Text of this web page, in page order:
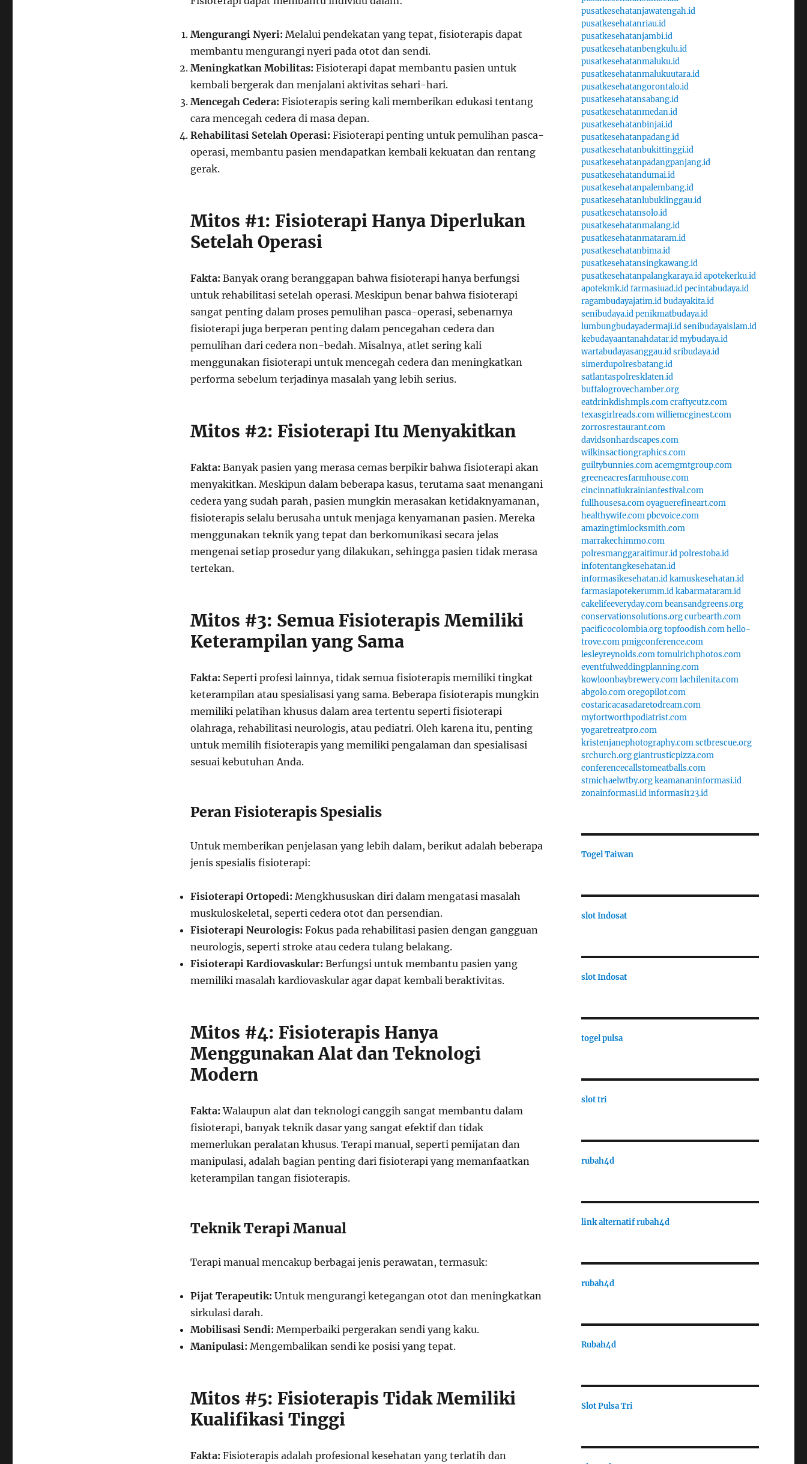
Mengurangi Nyeri: Melalui pendekatan yang tepat, fisioterapis dapat
membantu mengurangi nyeri pada otot dan sendi.
Meningkatkan Mobilitas: Fisioterapi dapat membantu pasien untuk
kembali bergerak dan menjalani aktivitas sehari-hari.
Mencegah Cedera: Fisioterapis sering kali memberikan edukasi tentang
cara mencegah cedera di masa depan.
Rehabilitasi Setelah Operasi: Fisioterapi penting untuk pemulihan pasca-
operasi, membantu pasien mendapatkan kembali kekuatan dan rentang
gerak.
Mitos #1: Fisioterapi Hanya Diperlukan
Setelah Operasi
Fakta: Banyak orang beranggapan bahwa fisioterapi hanya berfungsi
untuk rehabilitasi setelah operasi. Meskipun benar bahwa fisioterapi
sangat penting dalam proses pemulihan pasca-operasi, sebenarnya
fisioterapi juga berperan penting dalam pencegahan cedera dan
pemulihan dari cedera non-bedah. Misalnya, atlet sering kali
menggunakan fisioterapi untuk mencegah cedera dan meningkatkan
performa sebelum terjadinya masalah yang lebih serius.
Mitos #2: Fisioterapi Itu Menyakitkan
Fakta: Banyak pasien yang merasa cemas berpikir bahwa fisioterapi akan
menyakitkan. Meskipun dalam beberapa kasus, terutama saat menangani
cedera yang sudah parah, pasien mungkin merasakan ketidaknyamanan,
fisioterapis selalu berusaha untuk menjaga kenyamanan pasien. Mereka
menggunakan teknik yang tepat dan berkomunikasi secara jelas
mengenai setiap prosedur yang dilakukan, sehingga pasien tidak merasa
tertekan.
Mitos #3: Semua Fisioterapis Memiliki
Keterampilan yang Sama
Fakta: Seperti profesi lainnya, tidak semua fisioterapis memiliki tingkat
keterampilan atau spesialisasi yang sama. Beberapa fisioterapis mungkin
memiliki pelatihan khusus dalam area tertentu seperti fisioterapi
olahraga, rehabilitasi neurologis, atau pediatri. Oleh karena itu, penting
untuk memilih fisioterapis yang memiliki pengalaman dan spesialisasi
sesuai kebutuhan Anda.
Peran Fisioterapis Spesialis
Untuk memberikan penjelasan yang lebih dalam, berikut adalah beberapa
jenis spesialis fisioterapi:
Fisioterapi Ortopedi: Mengkhususkan diri dalam mengatasi masalah
muskuloskeletal, seperti cedera otot dan persendian.
Fisioterapi Neurologis: Fokus pada rehabilitasi pasien dengan gangguan
neurologis, seperti stroke atau cedera tulang belakang.
Fisioterapi Kardiovaskular: Berfungsi untuk membantu pasien yang
memiliki masalah kardiovaskular agar dapat kembali beraktivitas.
Mitos #4: Fisioterapis Hanya
Menggunakan Alat dan Teknologi
Modern
Fakta: Walaupun alat dan teknologi canggih sangat membantu dalam
fisioterapi, banyak teknik dasar yang sangat efektif dan tidak
memerlukan peralatan khusus. Terapi manual, seperti pemijatan dan
manipulasi, adalah bagian penting dari fisioterapi yang memanfaatkan
keterampilan tangan fisioterapis.
Teknik Terapi Manual
Terapi manual mencakup berbagai jenis perawatan, termasuk:
Pijat Terapeutik: Untuk mengurangi ketegangan otot dan meningkatkan
sirkulasi darah.
Mobilisasi Sendi: Memperbaiki pergerakan sendi yang kaku.
Manipulasi: Mengembalikan sendi ke posisi yang tepat.
Mitos #5: Fisioterapis Tidak Memiliki
Kualifikasi Tinggi
Fakta: Fisioterapis adalah profesional kesehatan yang terlatih dan
pusatkesehatanjawatengah.id
pusatkesehatanriau.id
pusatkesehatanjambi.id
pusatkesehatanbengkulu.id
pusatkesehatanmaluku.id
pusatkesehatanmalukuutara.id
pusatkesehatangorontalo.id
pusatkesehatansabang.id
pusatkesehatanmedan.id
pusatkesehatanbinjai.id
pusatkesehatanpadang.id
pusatkesehatanbukittinggi.id
pusatkesehatanpadangpanjang.id
pusatkesehatandumai.id
pusatkesehatanpalembang.id
pusatkesehatanlubuklinggau.id
pusatkesehatansolo.id
pusatkesehatanmalang.id
pusatkesehatanmataram.id
pusatkesehatanbima.id
pusatkesehatansingkawang.id
pusatkesehatanpalangkaraya.idapotekerku.id
apotekmk.idfarmasiuad.idpecintabudaya.id
ragambudayajatim.idbudayakita.id
senibudaya.idpenikmatbudaya.id
lumbungbudayadermaji.idsenibudayaislam.id
kebudayaantanahdatar.idmybudaya.id
wartabudayasanggau.idsribudaya.id
simerdupolresbatang.id
satlantaspolresklaten.id
buffalogrovechamber.org
eatdrinkdishmpls.comcraftycutz.com
texasgirlreads.comwilliemcginest.com
zorrosrestaurant.com
davidsonhardscapes.com
wilkinsactiongraphics.com
guiltybunnies.comacemgmtgroup.com
greeneacresfarmhouse.com
cincinnatiukrainianfestival.com
fullhousesa.comoyaguerefineart.com
healthywife.compbcvoice.com
amazingtimlocksmith.com
marrakechimmo.com
polresmanggaraitimur.idpolrestoba.id
infotentangkesehatan.id
informasikesehatan.idkamuskesehatan.id
farmasiapotekerumm.idkabarmataram.id
cakelifeeveryday.combeansandgreens.org
conservationsolutions.orgcurbearth.com
pacificocolombia.orgtopfoodish.comhello-
trove.compmigconference.com
lesleyreynolds.comtomulrichphotos.com
eventfulweddingplanning.com
kowloonbaybrewery.comlachilenita.com
abgolo.comoregopilot.com
costaricacasadaretodream.com
myfortworthpodiatrist.com
yogaretreatpro.com
kristenjanephotography.comsctbrescue.org
srchurch.orggiantrusticpizza.com
conferencecallstomeatballs.com
stmichaelwtby.orgkeamananinformasi.id
zonainformasi.idinformasi123.id
Togel Taiwan
slot Indosat
slot Indosat
togel pulsa
slot tri
rubah4d
link alternatif rubah4d
rubah4d
Rubah4d
Slot Pulsa Tri